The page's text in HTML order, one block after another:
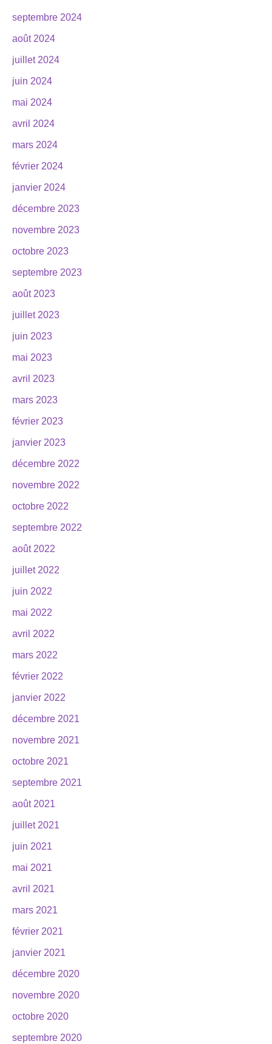
septembre 2024
août 2024
juillet 2024
juin 2024
mai 2024
avril 2024
mars 2024
février 2024
janvier 2024
décembre 2023
novembre 2023
octobre 2023
septembre 2023
août 2023
juillet 2023
juin 2023
mai 2023
avril 2023
mars 2023
février 2023
janvier 2023
décembre 2022
novembre 2022
octobre 2022
septembre 2022
août 2022
juillet 2022
juin 2022
mai 2022
avril 2022
mars 2022
février 2022
janvier 2022
décembre 2021
novembre 2021
octobre 2021
septembre 2021
août 2021
juillet 2021
juin 2021
mai 2021
avril 2021
mars 2021
février 2021
janvier 2021
décembre 2020
novembre 2020
octobre 2020
septembre 2020